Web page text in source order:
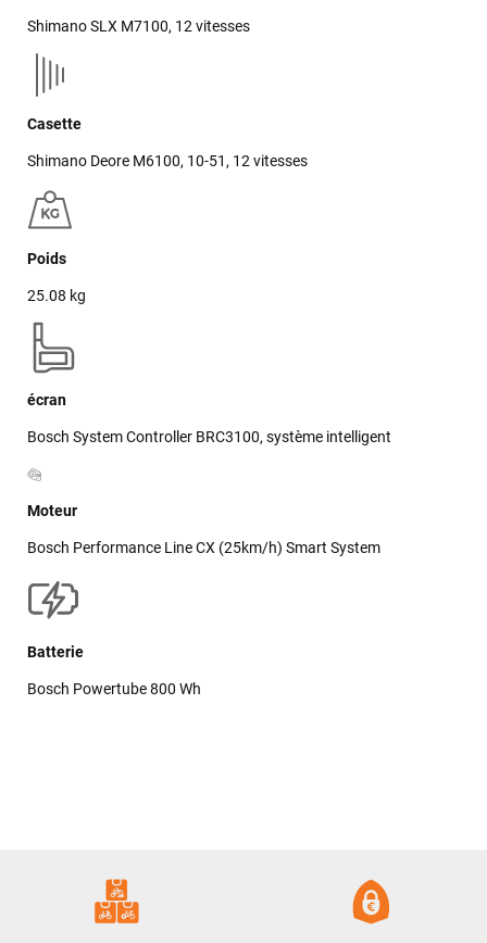
Shimano SLX M7100, 12 vitesses
Casette
Shimano Deore M6100, 10-51, 12 vitesses
Poids
25.08 kg
écran
Bosch System Controller BRC3100, système intelligent
Moteur
Bosch Performance Line CX (25km/h) Smart System
Batterie
Bosch Powertube 800 Wh